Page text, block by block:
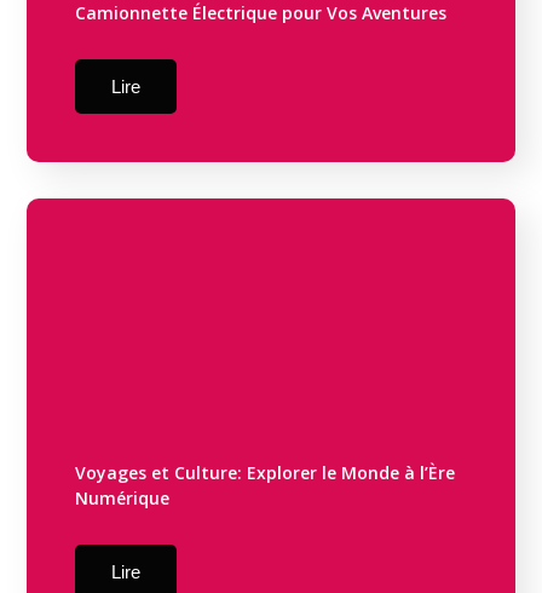
Camionnette Électrique pour Vos Aventures
Lire
Voyages et Culture: Explorer le Monde à l’Ère
Numérique
Lire